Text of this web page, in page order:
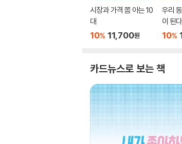
시장과 가격 쫌 아는 10
대
10% 11,700원
우리
이 된
10%
카드뉴스로 보는 책